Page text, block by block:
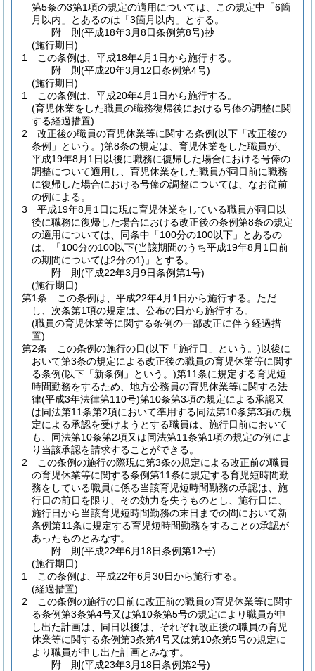
第5条の3第1項の規定の適用については、この規定中「6箇
月以内」とあるのは「3箇月以内」とする。
附 則(平成18年3月8日条例第8号)抄
(施行期日)
1
この条例は、平成18年4月1日から施行する。
附 則(平成20年3月12日条例第4号)
(施行期日)
1
この条例は、平成20年4月1日から施行する。
(育児休業をした職員の職務復帰後における号俸の調整に関
する経過措置)
2
改正後の職員の育児休業等に関する条例(以下「改正後の
条例」という。)第8条の規定は、育児休業をした職員が、
平成19年8月1日以後に職務に復帰した場合における号俸の
調整について適用し、育児休業をした職員が同日前に職務
に復帰した場合における号俸の調整については、なお従前
の例による。
3
平成19年8月1日に現に育児休業をしている職員が同日以
後に職務に復帰した場合における改正後の条例第8条の規定
の適用については、同条中「100分の100以下」とあるの
は、「100分の100以下(当該期間のうち平成19年8月1日前
の期間については2分の1) 」とする。
附 則(平成22年3月9日条例第1号)
(施行期日)
第1条
この条例は、平成22年4月1日から施行する。 ただ
し、次条第1項の規定は、公布の日から施行する。
(職員の育児休業等に関する条例の一部改正に伴う経過措
置)
第2条
この条例の施行の日(以下「施行日」という。)以後に
おいて第3条の規定による改正後の職員の育児休業等に関す
る条例(以下「新条例」という。)第11条に規定する育児短
時間勤務をするため、地方公務員の育児休業等に関する法
律(平成3年法律第110号)第10条第3項の規定による承認又
は同法第11条第2項において準用する同法第10条第3項の規
定による承認を受けようとする職員は、施行日前において
も、同法第10条第2項又は同法第11条第1項の規定の例によ
り当該承認を請求することができる。
2
この条例の施行の際現に第3条の規定による改正前の職員
の育児休業等に関する条例第11条に規定する育児短時間勤
務をしている職員に係る当該育児短時間勤務の承認は、施
行日の前日を限り、その効力を失うものとし、施行日に、
施行日から当該育児短時間勤務の末日までの間において新
条例第11条に規定する育児短時間勤務をすることの承認が
あったものとみなす。
附 則(平成22年6月18日条例第12号)
(施行期日)
1
この条例は、平成22年6月30日から施行する。
(経過措置)
2
この条例の施行の日前に改正前の職員の育児休業等に関す
る条例第3条第4号又は第10条第5号の規定により職員が申
し出た計画は、同日以後は、それぞれ改正後の職員の育児
休業等に関する条例第3条第4号又は第10条第5号の規定に
より職員が申し出た計画とみなす。
附 則(平成23年3月18日条例第2号)